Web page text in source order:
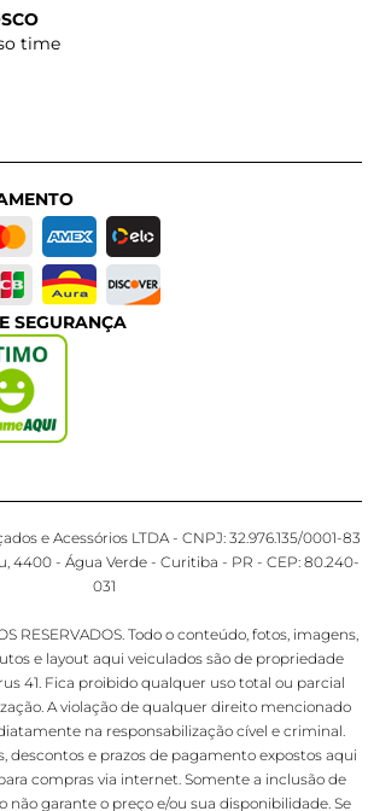
time
SEGURANÇA
e Acessórios LTDA - CNPJ: 32.976.135/0001-83
4400 - Água Verde - Curitiba - PR - CEP: 80.240-
031
RESERVADOS. Todo o conteúdo, fotos, imagens,
e layout aqui veiculados são de propriedade
41. Fica proibido qualquer uso total ou parcial
A violação de qualquer direito mencionado
na responsabilização cível e criminal.
descontos e prazos de pagamento expostos aqui
compras via internet. Somente a inclusão de
não garante o preço e/ou sua disponibilidade. Se